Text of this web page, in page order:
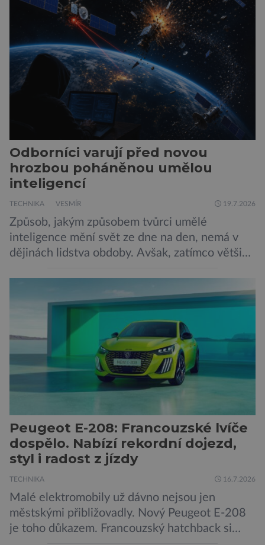
populárního systému Grok od firmy xAI Elona
Muska, mají tendenci podporovat bludné
představy […]
Odborníci varují před novou
hrozbou poháněnou umělou
inteligencí
TECHNIKA VESMÍR 19.7.2026
Způsob, jakým způsobem tvůrci umělé
inteligence mění svět ze dne na den, nemá v
dějinách lidstva obdoby. Avšak, zatímco většina
bezpečnostní experti upozorňují na mnohem
méně nápadné riziko. Podle některých
odborníků by už během příštích dvou let mohly
pokročilé systémy AI výrazně usnadnit
kybernetické útoky […]
Peugeot E-208: Francouzské lvíče
dospělo. Nabízí rekordní dojezd,
styl i radost z jízdy
TECHNIKA 16.7.2026
Malé elektromobily už dávno nejsou jen
městskými přibližovadly. Nový Peugeot E-208
je toho důkazem. Francouzský hatchback si